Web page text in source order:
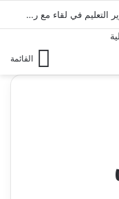
مدير تعليم الإسكندرية يستعرض رؤية تطوير التعليم في لقاء مع روتاري الإسكندرية
القائمة